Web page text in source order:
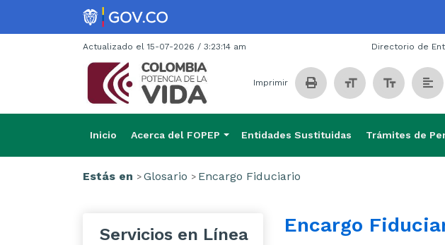
Actualizado el 15-07-2026 / 3:23:14 am Directorio de
Imprimir
Inicio Acerca del FOPEP Entidades Sustituidas Trámites de
Estás en Glosario Encargo Fiduciario
Servicios en Línea Encargo